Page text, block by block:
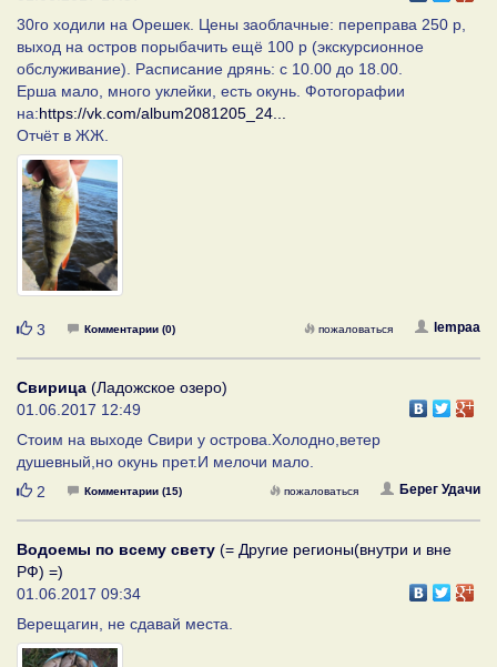
30го ходили на Орешек. Цены заоблачные: переправа 250 р,
выход на остров порыбачить ещё 100 р (экскурсионное
обслуживание). Расписание дрянь: с 10.00 до 18.00.
Ерша мало, много уклейки, есть окунь. Фотогорафии
на:https://vk.com/album2081205_24...
Отчёт в ЖЖ.
Нравится
3 Комментарии (0) lempaa
пожаловаться
Свирица (Ладожское озеро)
01.06.2017 12:49
Стоим на выходе Свири у острова.Холодно,ветер
душевный,но окунь прет.И мелочи мало.
Нравится
2 Комментарии (15) Берег Удачи
пожаловаться
Водоемы по всему свету (= Другие регионы(внутри и вне
РФ) =)
01.06.2017 09:34
Верещагин, не сдавай места.